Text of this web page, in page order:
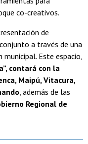
co-creativos.
de
a través de una
Este espacio,
contará con la
Maipú, Vitacura,
, además de las
Regional de